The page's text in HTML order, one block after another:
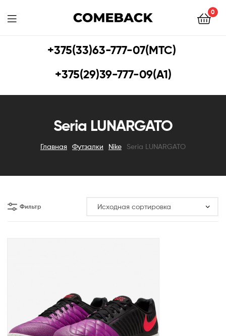
–
Магазин
экипировки
0
+375(33)63-777-07(МТС)
+375(29)39-777-09(A1)
Seria LUNARGATO
Главная Футзалки Nike Seria LUNARGATO
Фильтр